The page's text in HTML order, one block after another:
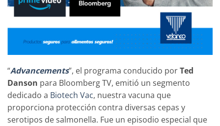
“Advancements”, el programa conducido porTed
Danson para Bloomberg TV, emitió un segmento
dedicado a Biotech Vac, nuestra vacuna que
proporciona protección contra diversas cepas y
serotipos de salmonella. Fue un episodio especial que